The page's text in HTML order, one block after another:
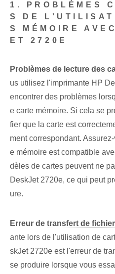
1. PROBLÈMES
S DE
S MÉMOIRE
ET 2720E
Problèmes de lecture des
us utilisez l'imprimante HP
encontrer des problèmes
e carte mémoire. Si cela se
fier que la carte est
ment correspondant.
e mémoire est compatible
dèles de cartes peuvent ne
DeskJet 2720e⁤, ce qui peut
ure.
Erreur de transfert de
ante lors de l'utilisation de
skJet 2720e​ est l'erreur de
se produire lorsque vous